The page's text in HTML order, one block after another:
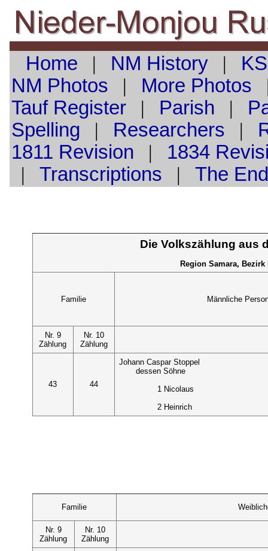
Home | NM History|
NM Photos | More Photos
TaufRegister| Parish |
Spelling | Researchers |
1811 Revision | 1834
| Transcriptions | The End
Die Volkszählung aus
Region Samara,
Familie Männliche
Nr. 9
Zählung
Nr. 10
Zählung
43 44
Johann Caspar Stoppel
dessen Söhne
1 Nicolaus
2 Heinrich
Familie
Nr. 9
Zählung
Nr. 10
Zählung